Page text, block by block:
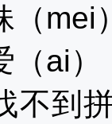
mei
ai）
到